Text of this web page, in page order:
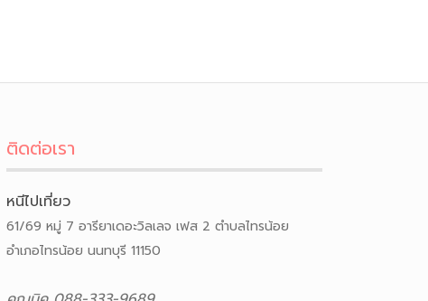
ติดต่อเรา
หนีไปเที่ยว
61/69 หมู่ 7 อารียาเดอะวิลเลจ เฟส 2 ตำบลไทรน้อย
อำเภอไทรน้อย นนทบุรี 11150